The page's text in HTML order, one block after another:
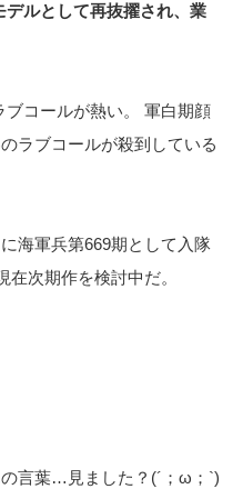
デルとして再抜擢され、業
ブコールが熱い。 軍白期顔
ラブコールが殺到している
海軍兵第669期として入隊
在次期作を検討中だ。
言葉…見ました？(´；ω；`)